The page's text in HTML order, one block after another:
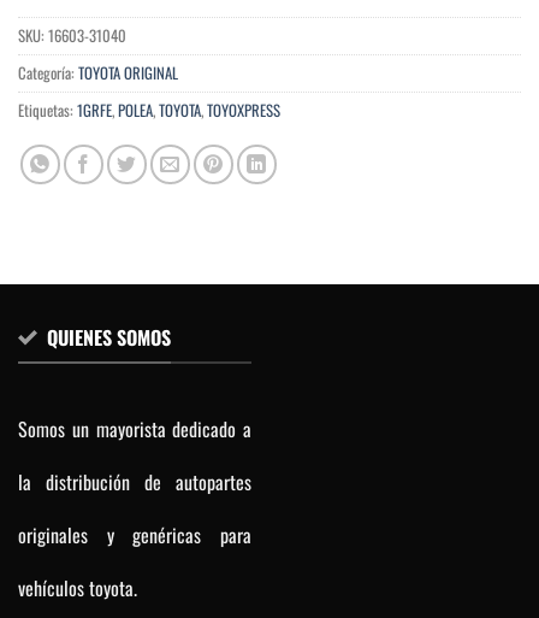
SKU: 16603-31040
Categoría: TOYOTA ORIGINAL
Etiquetas: 1GRFE,POLEA,TOYOTA,TOYOXPRESS
QUIENES SOMOS
Somos un mayorista dedicado a
la distribución de autopartes
originales y genéricas para
vehículos toyota.